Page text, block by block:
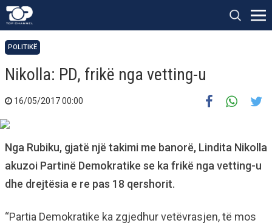
POLITIKË
Nikolla: PD, frikë nga vetting-u
16/05/2017 00:00
Nga Rubiku, gjatë një takimi me banorë, Lindita Nikolla
akuzoi Partinë Demokratike se ka frikë nga vetting-u
dhe drejtësia e re pas 18 qershorit.
“Partia Demokratike ka zgjedhur vetëvrasjen, të mos